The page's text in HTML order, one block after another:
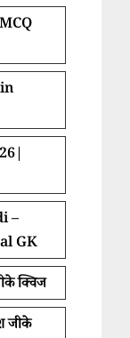
–
GK
क्विज
जीके